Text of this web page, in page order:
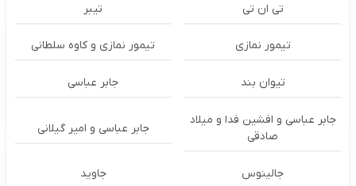
تی ان تی تیبر
تیمور نمازی تیمور نمازی و کاوه سلطانی
تیوان بند جابر عباسی
جابر عباسی و افشین فدا و میلاد
صادقی
جابر عباسی و امیر گیلانی
جالینوس جاوید